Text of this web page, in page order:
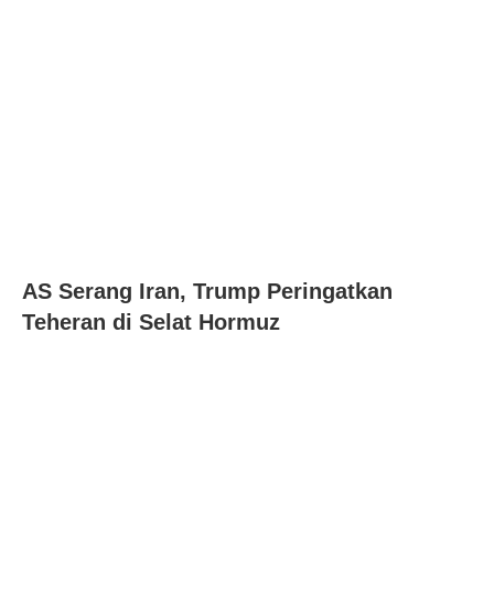
AS Serang Iran, Trump Peringatkan
Teheran di Selat Hormuz